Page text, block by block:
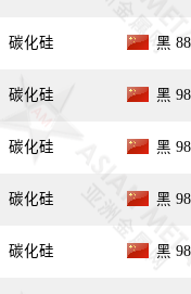
碳化硅 黑
碳化硅 黑
碳化硅 黑
碳化硅 黑
碳化硅 黑